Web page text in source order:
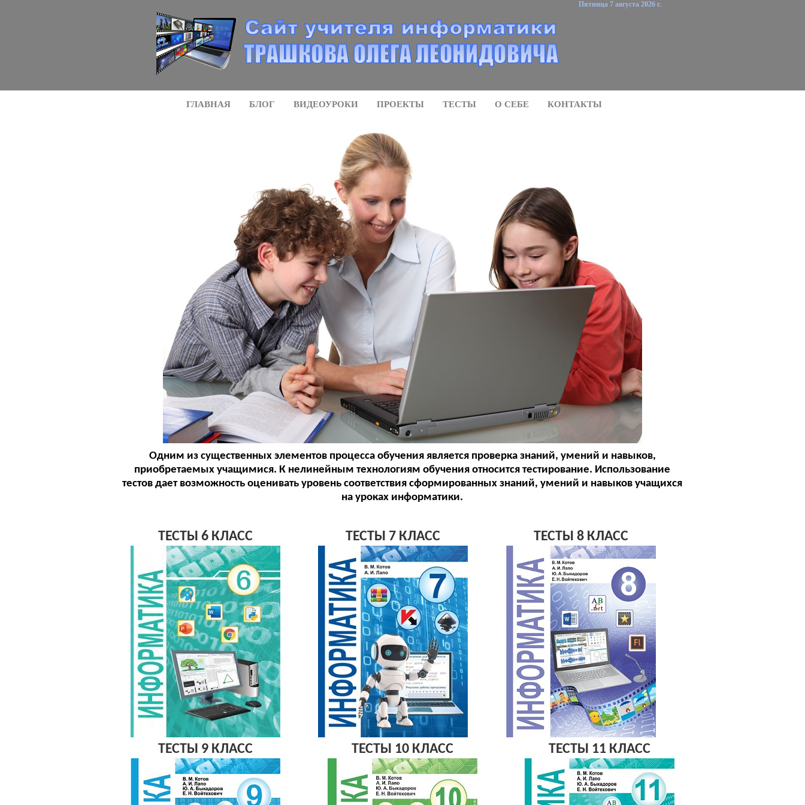
Пятница 7 августа 2026 г.
ГЛАВНАЯ БЛОГ ВИДЕОУРОКИ ПРОЕКТЫ ТЕСТЫ О СЕБЕ КОНТАКТЫ
Одним из существенных элементов процесса обучения является проверка знаний, умений и навыков,
приобретаемых учащимися. К нелинейным технологиям обучения относится тестирование. Использование
тестов дает возможность оценивать уровень соответствия сформированных знаний, умений и навыков учащихся
на уроках информатики.
ТЕСТЫ 6 КЛАСС ТЕСТЫ 7 КЛАСС ТЕСТЫ 8 КЛАСС
ТЕСТЫ 9 КЛАСС ТЕСТЫ 10 КЛАСС ТЕСТЫ 11 КЛАСС